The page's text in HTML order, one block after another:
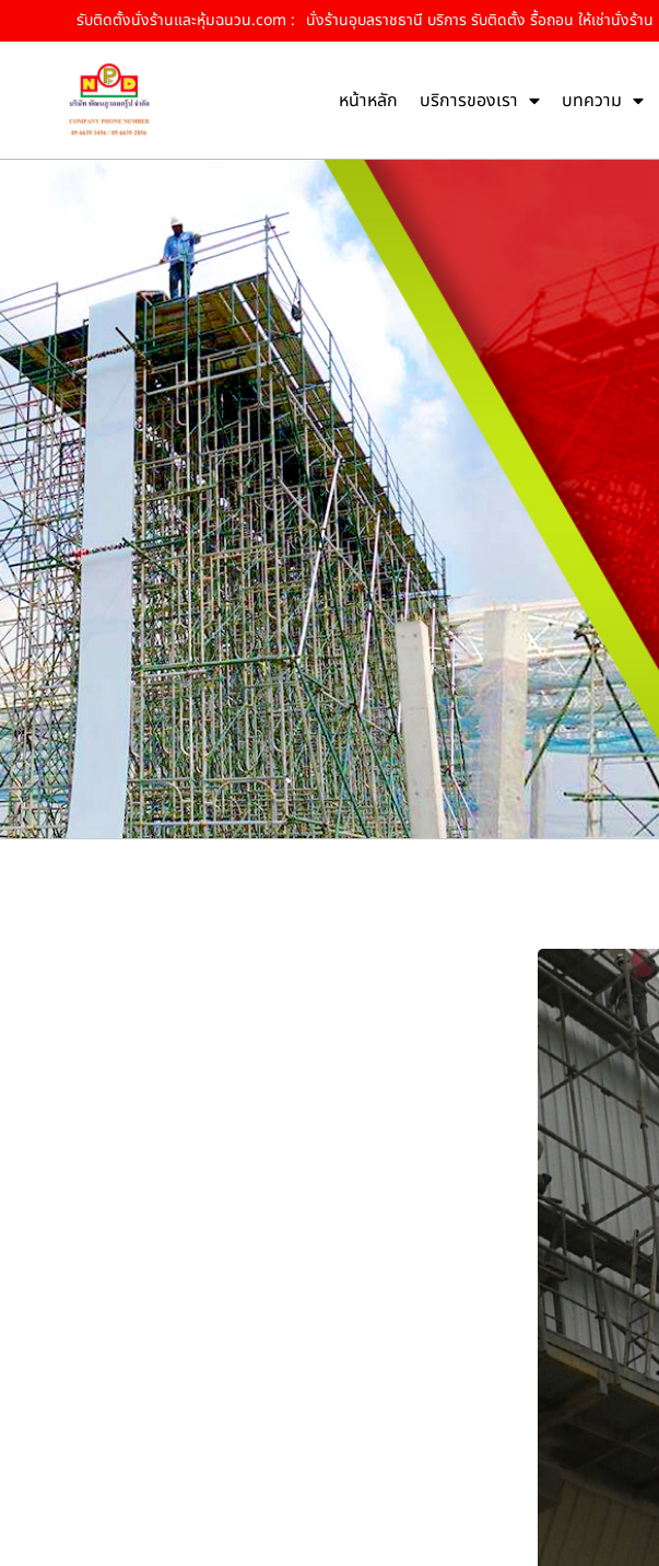
รับติดตั้งนั่งร้านและหุ้มฉนวน.com : นั่งร้านอุบลราชธานี บริการ รับติดตั้ง รื้อถอน ให้เช่านั่งร้
หน้าหลัก บริการของเรา บทความ